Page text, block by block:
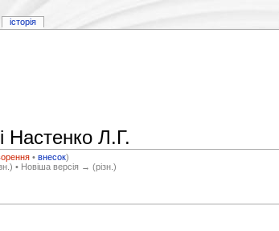
Настенко Л.Г.
•внесок)
• Новіша версія → (різн.)
історія